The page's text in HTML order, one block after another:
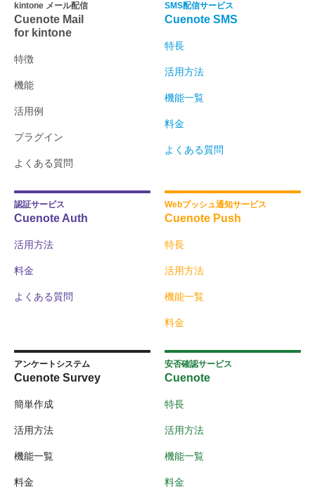
kintone メール配信
Cuenote Mail
for kintone
特徴
機能
活用例
プラグイン
よくある質問
SMS配信サービス
Cuenote SMS
特長
活用方法
機能一覧
料金
よくある質問
認証サービス
Cuenote Auth
活用方法
料金
よくある質問
Webプッシュ通知サービス
Cuenote Push
特長
活用方法
機能一覧
料金
アンケートシステム
Cuenote Survey
簡単作成
活用方法
機能一覧
料金
安否確認サービス
Cuenote
特長
活用方法
機能一覧
料金